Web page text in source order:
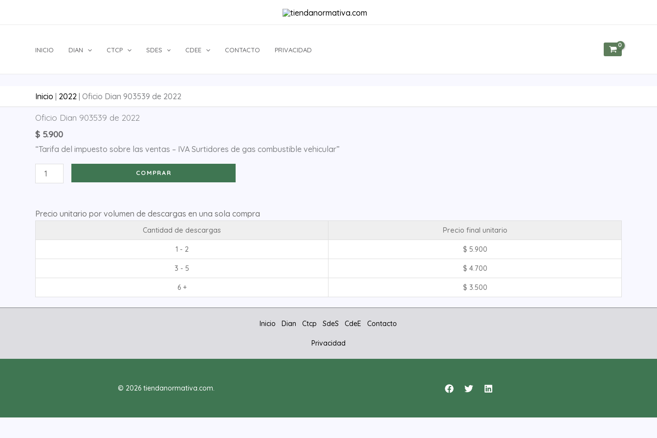
INICIO DIAN CTCP SDES CDEE CONTACTO PRIVACIDAD
Inicio 2022 Oficio Dian 903539 de 2022
Oficio Dian 903539 de 2022
$ 5.900
“Tarifa del impuesto sobre las ventas – IVA Surtidores de gas combustible vehicular”
Oficio
903539
de
2022
cantidad
COMPRAR
Precio unitario por volumen de descargas en una sola compra
Cantidad de descargas Precio final unitario
1 - 2 $ 5.900
3 - 5 $ 4.700
6 + $ 3.500
Inicio Dian Ctcp SdeS CdeE Contacto
Privacidad
© 2026 tiendanormativa.com.